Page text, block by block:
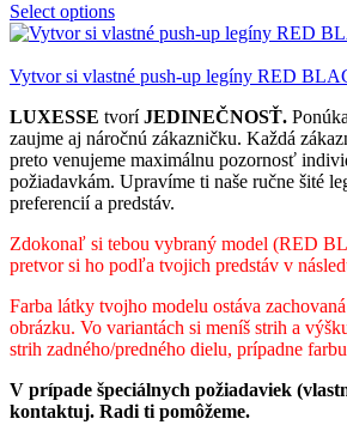
Select options
Vytvor si vlastné push-up legíny RED
LUXESSE tvoríJEDINEČNOSŤ.
zaujme aj náročnú zákazničku. Každá
preto venujeme maximálnu pozornosť
požiadavkám. Upravíme ti naše ručne šité
preferencií a predstáv.
Zdokonaľ si tebou vybraný model (RED
pretvor si ho podľa tvojich predstáv v
Farba látky tvojho modelu ostáva
obrázku. Vo variantách si meníš strih a
strih zadného/predného dielu, prípadne
V prípade špeciálnych požiadaviek
kontaktuj. Radi ti pomôžeme.